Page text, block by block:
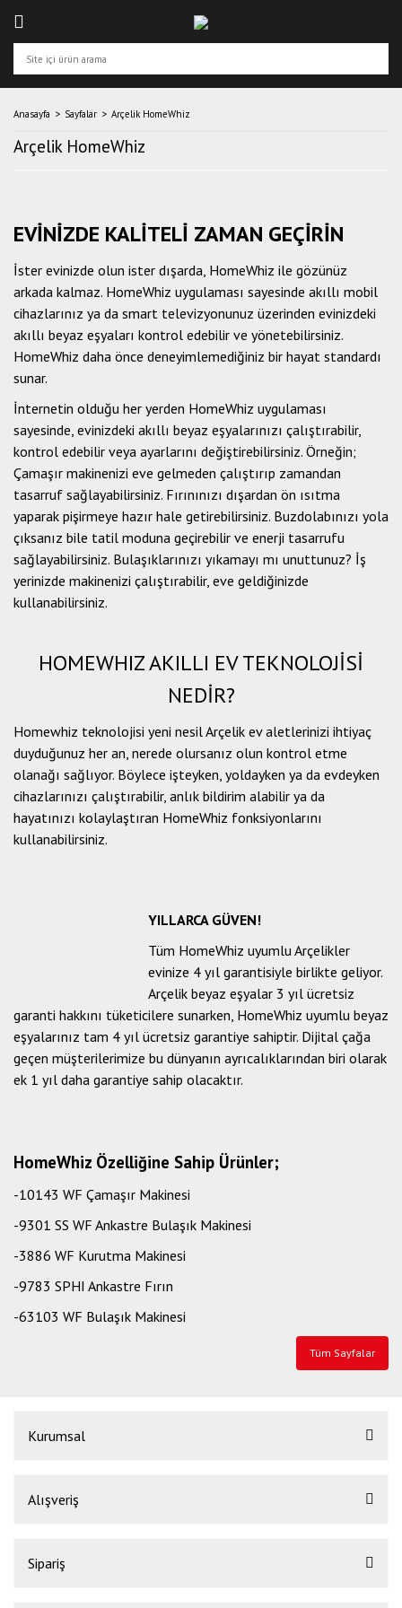
Anasayfa Sayfalar Arçelik HomeWhiz
Arçelik HomeWhiz
EVİNİZDE KALİTELİ ZAMAN GEÇİRİN
İster evinizde olun ister dışarda, HomeWhiz ile gözünüz
arkada kalmaz. HomeWhiz uygulaması sayesinde akıllı mobil
cihazlarınız ya da smart televizyonunuz üzerinden evinizdeki
akıllı beyaz eşyaları kontrol edebilir ve yönetebilirsiniz.
HomeWhiz daha önce deneyimlemediğiniz bir hayat standardı
sunar.
İnternetin olduğu her yerden HomeWhiz uygulaması
sayesinde, evinizdeki akıllı beyaz eşyalarınızı çalıştırabilir,
kontrol edebilir veya ayarlarını değiştirebilirsiniz. Örneğin;
Çamaşır makinenizi eve gelmeden çalıştırıp zamandan
tasarruf sağlayabilirsiniz. Fırınınızı dışardan ön ısıtma
yaparak pişirmeye hazır hale getirebilirsiniz. Buzdolabınızı yola
çıksanız bile tatil moduna geçirebilir ve enerji tasarrufu
sağlayabilirsiniz. Bulaşıklarınızı yıkamayı mı unuttunuz? İş
yerinizde makinenizi çalıştırabilir, eve geldiğinizde
kullanabilirsiniz.
HOMEWHIZ AKILLI EV TEKNOLOJİSİ
NEDİR?
Homewhiz teknolojisi yeni nesil Arçelik ev aletlerinizi ihtiyaç
duyduğunuz her an, nerede olursanız olun kontrol etme
olanağı sağlıyor. Böylece işteyken, yoldayken ya da evdeyken
cihazlarınızı çalıştırabilir, anlık bildirim alabilir ya da
hayatınızı kolaylaştıran HomeWhiz fonksiyonlarını
kullanabilirsiniz.
YILLARCA GÜVEN!
Tüm HomeWhiz uyumlu Arçelikler
evinize 4 yıl garantisiyle birlikte geliyor.
Arçelik beyaz eşyalar 3 yıl ücretsiz
garanti hakkını tüketicilere sunarken, HomeWhiz uyumlu beyaz
eşyalarınız tam 4 yıl ücretsiz garantiye sahiptir. Dijital çağa
geçen müşterilerimize bu dünyanın ayrıcalıklarından biri olarak
ek 1 yıl daha garantiye sahip olacaktır.
HomeWhiz Özelliğine Sahip Ürünler;
-10143 WF Çamaşır Makinesi
-9301 SS WF Ankastre Bulaşık Makinesi
-3886 WF Kurutma Makinesi
-9783 SPHI Ankastre Fırın
-63103 WF Bulaşık Makinesi
Tüm Sayfalar
Kurumsal
Alışveriş
Sipariş